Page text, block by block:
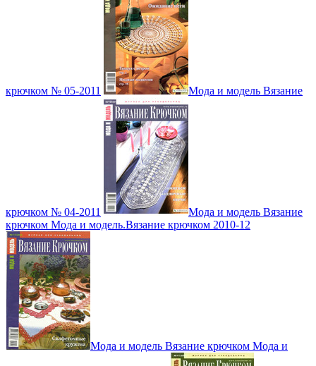
крючком № 05-2011 Мода и модель Вязание
крючком № 04-2011
Мода и модель Вязание
крючком Мода и модель.Вязание крючком 2010-12
Мода и модель Вязание крючком Мода и